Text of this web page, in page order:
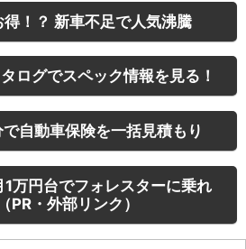
得！？ 新車不足で人気沸騰
ログでスペック情報を見る！
で自動車保険を一括見積もり
1万円台でフォレスターに乗れ
PR・外部リンク）